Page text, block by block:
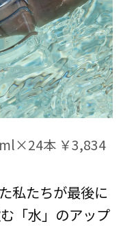
本 ￥3,834
私たちが最後に
「水」のアップ